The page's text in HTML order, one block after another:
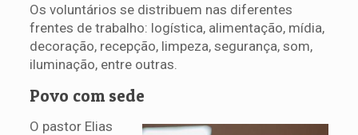
Os voluntários se distribuem nas diferentes
frentes de trabalho: logística, alimentação, mídia,
decoração, recepção, limpeza, segurança, som,
iluminação, entre outras.
Povo com sede
O pastor Elias